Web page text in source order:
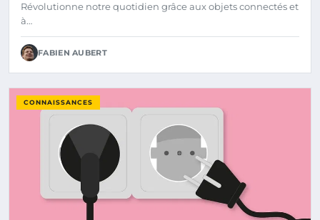
Révolutionne notre quotidien grâce aux objets connectés et
à…
FABIEN AUBERT
CONNAISSANCES